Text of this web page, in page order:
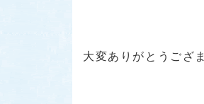
大変ありがとうござ